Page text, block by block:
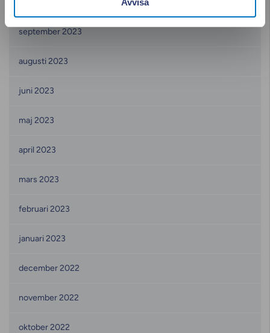
september 2023
augusti 2023
juni 2023
maj 2023
april 2023
mars 2023
februari 2023
januari 2023
december 2022
november 2022
oktober 2022